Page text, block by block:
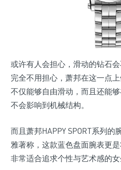
或许有人会担心，滑动的钻石
完全不用担心，萧邦在这一点
不仅能够自由滑动，而且还能
不会影响到机械结构。
而且萧邦HAPPY SPORT系列
雅著称，这款蓝色盘面腕表更
非常适合追求个性与艺术感的女